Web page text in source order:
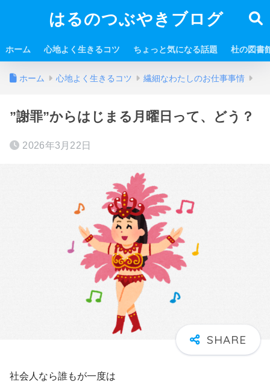
はるのつぶやきブログ
ホーム 心地よく生きるコツ ちょっと気になる話題 杜の図書
ホーム 心地よく生きるコツ 繊細なわたしのお仕事事情
”謝罪”からはじまる月曜日って、どう？
2026年3月22日
社会人なら誰もが一度は